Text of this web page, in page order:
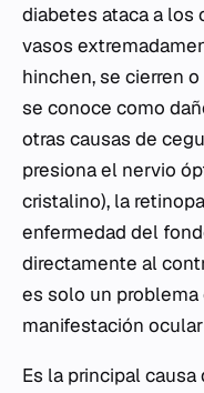
diabetes ataca a los
vasos
hinchen, se cierren
se conoce como
otras causas de
presiona el nervio
cristalino), la
enfermedad del
directamente al
es solo un
manifestación
Es la principal